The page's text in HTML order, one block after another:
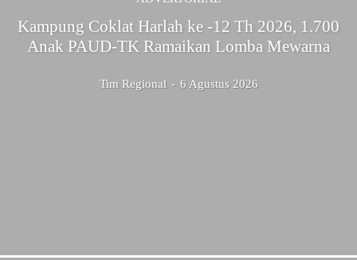
Kampung Coklat Harlah ke -12 Th 2026, 1.700
Anak PAUD-TK Ramaikan Lomba Mewarna
Tim Regional - 6 Agustus 2026